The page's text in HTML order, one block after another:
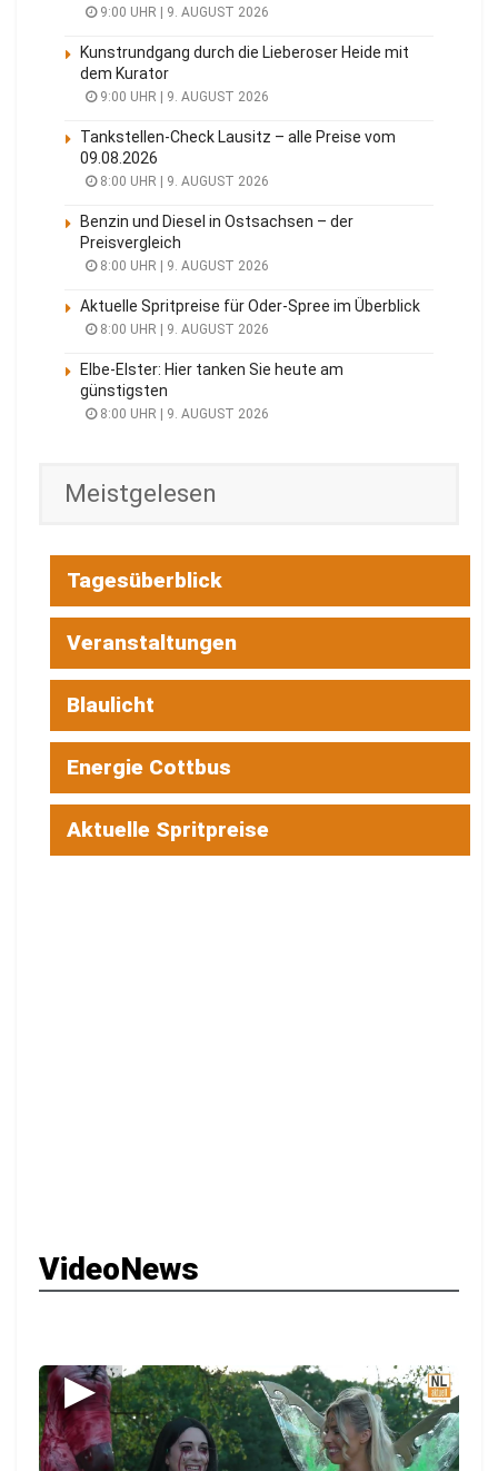
9:00 UHR | 9. AUGUST 2026
Kunstrundgang durch die Lieberoser Heide mit
dem Kurator
9:00 UHR | 9. AUGUST 2026
Tankstellen-Check Lausitz – alle Preise vom
09.08.2026
8:00 UHR | 9. AUGUST 2026
Benzin und Diesel in Ostsachsen – der
Preisvergleich
8:00 UHR | 9. AUGUST 2026
Aktuelle Spritpreise für Oder-Spree im Überblick
8:00 UHR | 9. AUGUST 2026
Elbe-Elster: Hier tanken Sie heute am
günstigsten
8:00 UHR | 9. AUGUST 2026
Meistgelesen
Tagesüberblick
Veranstaltungen
Blaulicht
Energie Cottbus
Aktuelle Spritpreise
VideoNews
▶